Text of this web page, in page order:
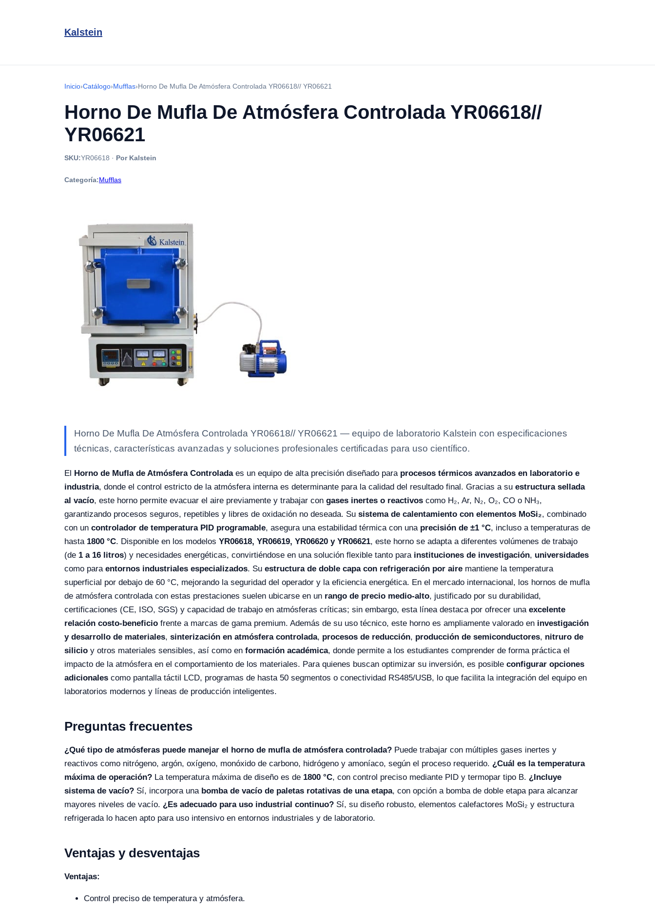
Kalstein
Inicio›Catálogo›Mufflas›Horno De Mufla De Atmósfera Controlada YR06618// YR06621
Horno De Mufla De Atmósfera Controlada YR06618//
YR06621
SKU:YR06618 · Por Kalstein
Categoría:Mufflas
Horno De Mufla De Atmósfera Controlada YR06618// YR06621 — equipo de laboratorio Kalstein con especificaciones
técnicas, características avanzadas y soluciones profesionales certificadas para uso científico.
El Horno de Mufla de Atmósfera Controladaes un equipo de alta precisión diseñado para procesos térmicos avanzados en laboratorio e
industria, donde el control estricto de la atmósfera interna es determinante para la calidad del resultado final. Gracias a su estructura sellada
al vacío, este horno permite evacuar el aire previamente y trabajar con gases inertes o reactivos como H₂, Ar, N₂, O₂, CO o NH₃,
garantizando procesos seguros, repetibles y libres de oxidación no deseada. Su sistema de calentamiento con elementos MoSi₂, combinado
con un controlador de temperatura PID programable, asegura una estabilidad térmica con una precisión de ±1 °C, incluso a temperaturas de
hasta 1800 °C. Disponible en los modelos YR06618, YR06619, YR06620 y YR06621, este horno se adapta a diferentes volúmenes de trabajo
(de 1 a 16 litros) y necesidades energéticas, convirtiéndose en una solución flexible tanto para instituciones de investigación, universidades
como para entornos industriales especializados. Su estructura de doble capa con refrigeración por aire mantiene la temperatura
superficial por debajo de 60 °C, mejorando la seguridad del operador y la eficiencia energética. En el mercado internacional, los hornos de mufla
de atmósfera controlada con estas prestaciones suelen ubicarse en un rango de precio medio-alto, justificado por su durabilidad,
certificaciones (CE, ISO, SGS) y capacidad de trabajo en atmósferas críticas; sin embargo, esta línea destaca por ofrecer una excelente
relación costo-beneficio frente a marcas de gama premium. Además de su uso técnico, este horno es ampliamente valorado en investigación
y desarrollo de materiales, sinterización en atmósfera controlada, procesos de reducción, producción de semiconductores, nitruro de
silicio y otros materiales sensibles, así como en formación académica, donde permite a los estudiantes comprender de forma práctica el
impacto de la atmósfera en el comportamiento de los materiales. Para quienes buscan optimizar su inversión, es posible configurar opciones
adicionales como pantalla táctil LCD, programas de hasta 50 segmentos o conectividad RS485/USB, lo que facilita la integración del equipo en
laboratorios modernos y líneas de producción inteligentes.
Preguntas frecuentes
¿Qué tipo de atmósferas puede manejar el horno de mufla de atmósfera controlada? Puede trabajar con múltiples gases inertes y
reactivos como nitrógeno, argón, oxígeno, monóxido de carbono, hidrógeno y amoníaco, según el proceso requerido. ¿Cuál es la temperatura
máxima de operación? La temperatura máxima de diseño es de 1800 °C, con control preciso mediante PID y termopar tipo B. ¿Incluye
sistema de vacío? Sí, incorpora una bomba de vacío de paletas rotativas de una etapa, con opción a bomba de doble etapa para alcanzar
mayores niveles de vacío. ¿Es adecuado para uso industrial continuo? Sí, su diseño robusto, elementos calefactores MoSi₂ y estructura
refrigerada lo hacen apto para uso intensivo en entornos industriales y de laboratorio.
Ventajas y desventajas
Ventajas:
Control preciso de temperatura y atmósfera.